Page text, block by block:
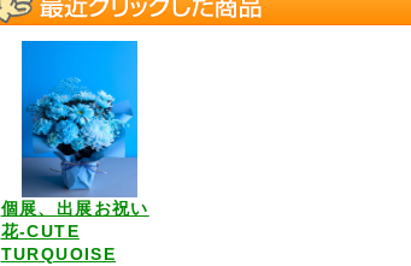
個展、出展お祝い
花-CUTE
TURQUOISE